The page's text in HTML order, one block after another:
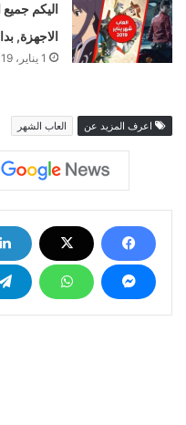
الاجهزة,
1 يناير، 2019
اعرف المزيد عن العاب الشهر